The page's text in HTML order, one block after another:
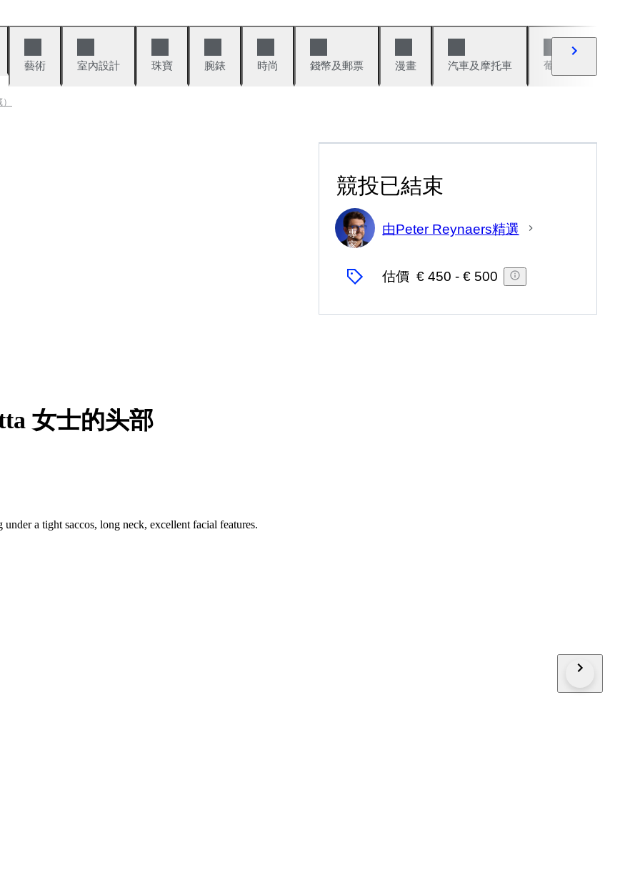
藝術
室內設計 珠寶 腕錶 時尚 錢幣及郵票 漫畫 汽車及摩托車 葡萄酒與烈酒
女士的头部
a tight saccos, long neck, excellent facial features.
Auctioneers, UK.
be legally exported, related documents seen by Catawiki.
競投已結束
專
家
由Peter Reynaers精選
估價 € 450 - € 500